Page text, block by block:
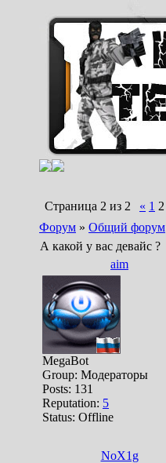
Страница 2 из 2 « 1 2
Форум » Общий форум
А какой у вас девайс ?
aim
MegaBot
Group: Модераторы
Posts: 131
Reputation: 5
Status: Offline
NoX1g